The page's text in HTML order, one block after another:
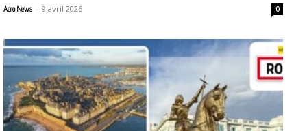
Aero News - 9 avril 2026 0